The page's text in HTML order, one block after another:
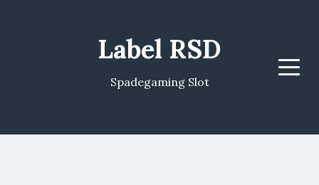
Label RSD
Spadegaming Slot
Menu